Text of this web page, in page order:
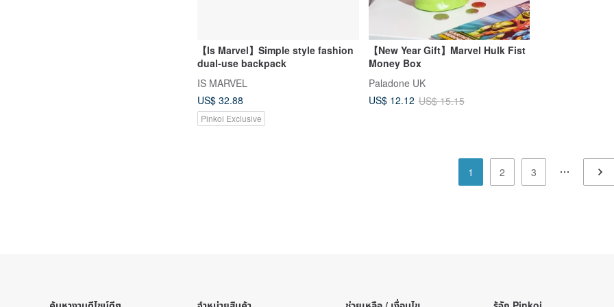
【Is Marvel】Simple style fashion
dual-use backpack
IS MARVEL
US$ 32.88
Pinkoi Exclusive
【New Year Gift】Marvel Hulk Fist
Money Box
Paladone UK
US$ 12.12 US$ 15.15
1 2 3